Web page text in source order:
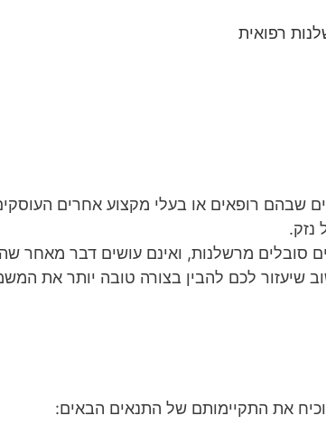
רפואית
שבהם רופאים או בעלי מקצוע אחרים
נזק.
מרשלנות, ואינם עושים דבר מאחר
שיעזור לכם להבין בצורה טובה יותר את
את התקיימותם של התנאים הבאים: